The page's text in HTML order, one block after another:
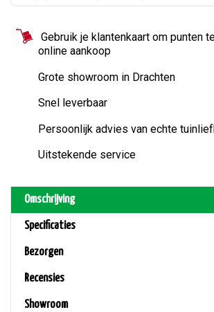
Gebruik je klantenkaart om punten
online aankoop
Grote showroom in Drachten
Snel leverbaar
Persoonlijk advies van echte
Uitstekende service
Omschrijving
Specificaties
Bezorgen
Recensies
Showroom